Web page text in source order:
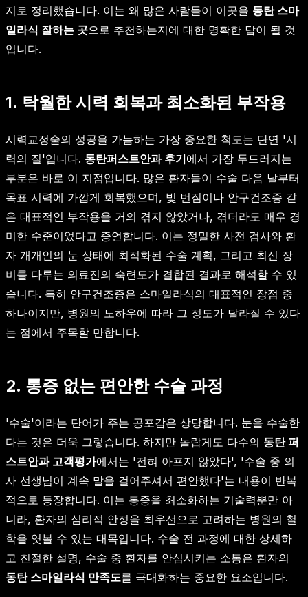
지로 정리했습니다. 이는 왜 많은 사람들이 이곳을 동탄 스마
일라식 잘하는 곳으로 추천하는지에 대한 명확한 답이 될 것
입니다.
1. 탁월한 시력 회복과 최소화된 부작용
시력교정술의 성공을 가늠하는 가장 중요한 척도는 단연 '시
력의 질'입니다. 동탄퍼스트안과 후기에서 가장 두드러지는
부분은 바로 이 지점입니다. 많은 환자들이 수술 다음 날부터
목표 시력에 가깝게 회복했으며, 빛 번짐이나 안구건조증 같
은 대표적인 부작용을 거의 겪지 않았거나, 겪더라도 매우 경
미한 수준이었다고 증언합니다. 이는 정밀한 사전 검사와 환
자 개개인의 눈 상태에 최적화된 수술 계획, 그리고 최신 장
비를 다루는 의료진의 숙련도가 결합된 결과로 해석할 수 있
습니다. 특히 안구건조증은 스마일라식의 대표적인 장점 중
하나이지만, 병원의 노하우에 따라 그 정도가 달라질 수 있다
는 점에서 주목할 만합니다.
2. 통증 없는 편안한 수술 과정
'수술'이라는 단어가 주는 공포감은 상당합니다. 눈을 수술한
다는 것은 더욱 그렇습니다. 하지만 놀랍게도 다수의 동탄 퍼
스트안과 고객평가에서는 '전혀 아프지 않았다', '수술 중 의
사 선생님이 계속 말을 걸어주셔서 편안했다'는 내용이 반복
적으로 등장합니다. 이는 통증을 최소화하는 기술력뿐만 아
니라, 환자의 심리적 안정을 최우선으로 고려하는 병원의 철
학을 엿볼 수 있는 대목입니다. 수술 전 과정에 대한 상세하
고 친절한 설명, 수술 중 환자를 안심시키는 소통은 환자의
동탄 스마일라식 만족도를 극대화하는 중요한 요소입니다.